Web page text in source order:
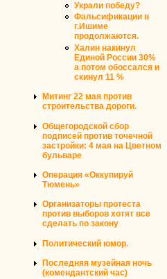
Украли победу?
Фальсификации в
г.Ишиме
продолжаются.
Халин накинул
Единой России 30%
а потом обоссался и
скинул 11 %
Митинг 22 мая против
строительства дороги.
Общегородской сбор
подписей против точечной
застройки: 4 мая на Цветном
бульваре
Операция «Оккупируй
Тюмень»
Организаторы протеста
против выборов хотят все
сделать по закону
Политический юмор.
Последняя музейная ночь
(комендантский час)